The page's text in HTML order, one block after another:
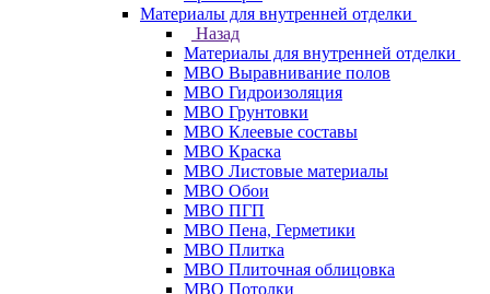
Материалы для внутренней отделки
Назад
Материалы для внутренней отделки
МВО Выравнивание полов
МВО Гидроизоляция
МВО Грунтовки
МВО Клеевые составы
МВО Краска
МВО Листовые материалы
МВО Обои
МВО ПГП
МВО Пена, Герметики
МВО Плитка
МВО Плиточная облицовка
МВО Потолки